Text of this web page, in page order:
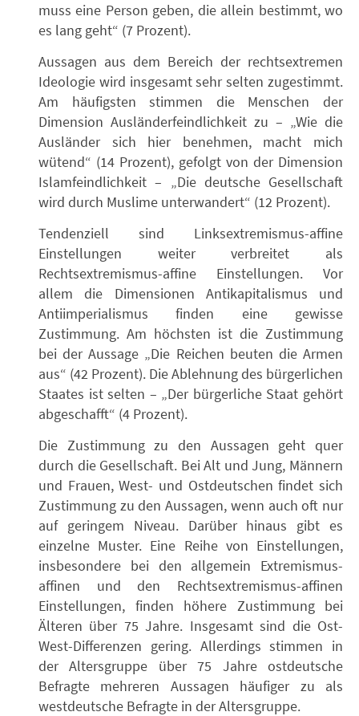
muss eine Person geben, die allein bestimmt, wo
es lang geht“ (7 Prozent).
Aussagen aus dem Bereich der rechtsextremen
Ideologie wird insgesamt sehr selten zugestimmt.
Am häufigsten stimmen die Menschen der
Dimension Ausländerfeindlichkeit zu – „Wie die
Ausländer sich hier benehmen, macht mich
wütend“ (14 Prozent), gefolgt von der Dimension
Islamfeindlichkeit – „Die deutsche Gesellschaft
wird durch Muslime unterwandert“ (12 Prozent).
Tendenziell sind Linksextremismus-affine
Einstellungen weiter verbreitet als
Rechtsextremismus-affine Einstellungen. Vor
allem die Dimensionen Antikapitalismus und
Antiimperialismus finden eine gewisse
Zustimmung. Am höchsten ist die Zustimmung
bei der Aussage „Die Reichen beuten die Armen
aus“ (42 Prozent). Die Ablehnung des bürgerlichen
Staates ist selten – „Der bürgerliche Staat gehört
abgeschafft“ (4 Prozent).
Die Zustimmung zu den Aussagen geht quer
durch die Gesellschaft. Bei Alt und Jung, Männern
und Frauen, West- und Ostdeutschen findet sich
Zustimmung zu den Aussagen, wenn auch oft nur
auf geringem Niveau. Darüber hinaus gibt es
einzelne Muster. Eine Reihe von Einstellungen,
insbesondere bei den allgemein Extremismus-
affinen und den Rechtsextremismus-affinen
Einstellungen, finden höhere Zustimmung bei
Älteren über 75 Jahre. Insgesamt sind die Ost-
West-Differenzen gering. Allerdings stimmen in
der Altersgruppe über 75 Jahre ostdeutsche
Befragte mehreren Aussagen häufiger zu als
westdeutsche Befragte in der Altersgruppe.